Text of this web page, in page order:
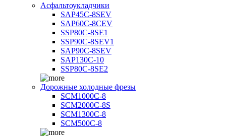
Асфальтоукладчики
SAP45С-8SEV
SAP60C-8CEV
SSP80C-8SE1
SSP90C-8SEV1
SAP90C-8SEV
SAP130C-10
SSP80C-8SE2
Дорожные холодные фрезы
SCM1000C-8
SCM2000C-8S
SCM1300C-8
SCM500C-8